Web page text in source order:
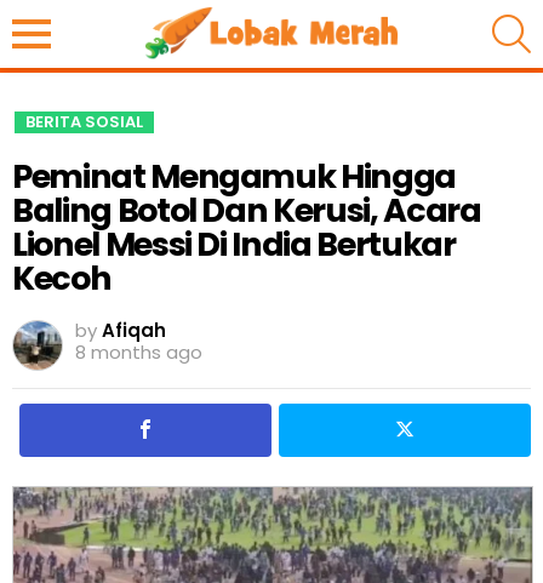
BERITA SOSIAL
Peminat Mengamuk Hingga
Baling Botol Dan Kerusi, Acara
Lionel Messi Di India Bertukar
Kecoh
byAfiqah
8 months ago